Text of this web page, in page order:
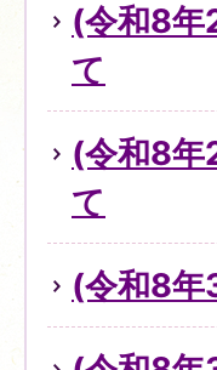
(令和8年
て
(令和8年
て
(令和8年